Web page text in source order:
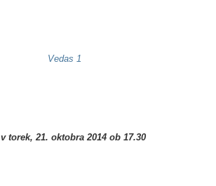
v torek, 21. oktobra 2014 ob 17.30